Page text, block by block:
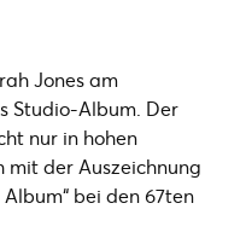
Jones am
Studio-Album. Der
nur in hohen
mit der Auszeichnung
bei den 67ten